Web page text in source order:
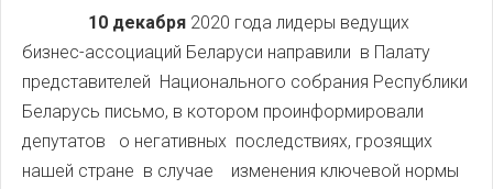
10 декабря 2020 года лидеры ведущих
бизнес-ассоциаций Беларуси направили в Палату
представителей Национального собрания Республики
Беларусь письмо, в котором проинформировали
депутатов о негативных последствиях, грозящих
нашей стране в случае изменения ключевой нормы